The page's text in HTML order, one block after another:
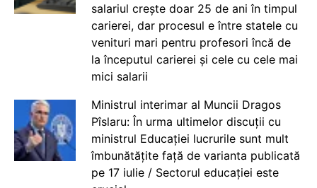
salariul crește doar 25 de ani în timpul
carierei, dar procesul e între statele cu
venituri mari pentru profesori încă de
la începutul carierei și cele cu cele mai
mici salarii
Ministrul interimar al Muncii Dragos
Pîslaru: În urma ultimelor discuții cu
ministrul Educației lucrurile sunt mult
îmbunătățite față de varianta publicată
pe 17 iulie / Sectorul educației este